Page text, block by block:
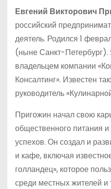
Евгений Викторович
российский
деятель. Родился 1
(ныне Санкт-Петербург).
владельцем компании
Консалтинг». Известен
руководитель
Пригожин начал свою
общественного питания и
успехов. Он создал и
и кафе, включая
голландец», которое
среди местных жителей и